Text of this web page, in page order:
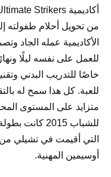
من تحويل أحلام طفولته
الأكاديمية عمله الجاد
للعمل على نفسه ليلًا
خاصًا للتدريب البدني
للعبة. كل هذا سمح له
متزايد على المستوى
التي أقيمت في تشيلي
أوسيمين المهنية.